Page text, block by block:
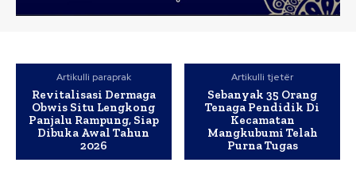
Artikulli paraprak
Revitalisasi Dermaga
Obwis Situ Lengkong
Panjalu Rampung, Siap
Dibuka Awal Tahun
2026
Artikulli tjetër
Sebanyak 35 Orang
Tenaga Pendidik Di
Kecamatan
Mangkubumi Telah
Purna Tugas